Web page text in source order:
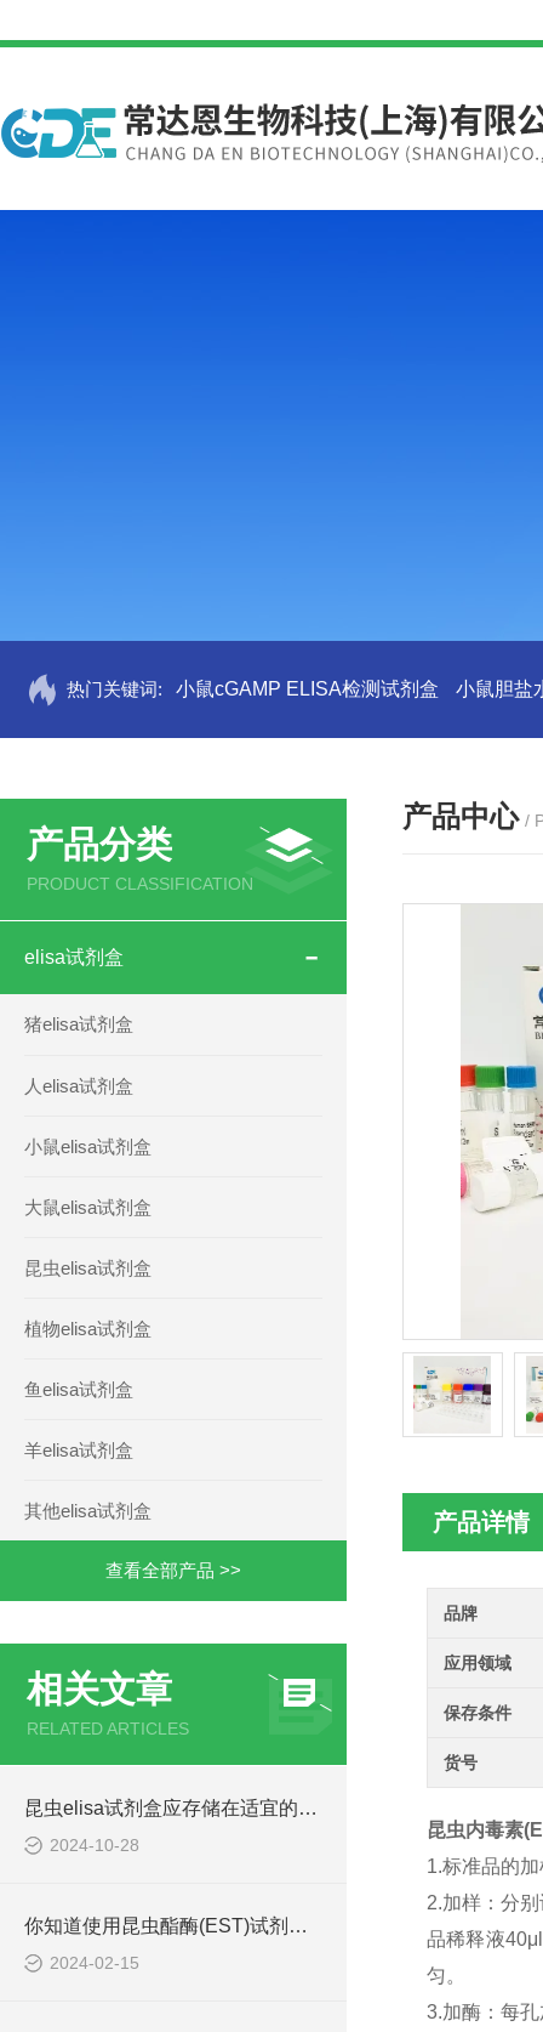
热门关键词: 小鼠cGAMP ELISA检测试剂盒 小鼠胆盐
产品分类
PRODUCT CLASSIFICATION
elisa试剂盒
猪elisa试剂盒
人elisa试剂盒
小鼠elisa试剂盒
大鼠elisa试剂盒
昆虫elisa试剂盒
植物elisa试剂盒
鱼elisa试剂盒
羊elisa试剂盒
其他elisa试剂盒
查看全部产品 >>
相关文章
RELATED ARTICLES
昆虫elisa试剂盒应存储在适宜的环境中
2024-10-28
你知道使用昆虫酯酶(EST)试剂盒的方法吗？
2024-02-15
产品中心 /
产品详情
品牌
应用领域
保存条件
货号
昆虫内毒素
1.标准品的
2.加样：分
品稀释液
匀。
3.加酶：每